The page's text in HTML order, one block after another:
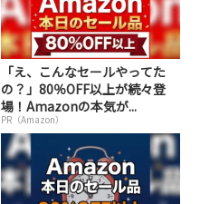
「え、こんなセールやってた
の？」80％OFF以上が続々登
場！Amazonの本気が...
PR（Amazon）